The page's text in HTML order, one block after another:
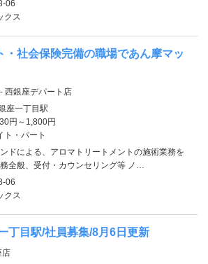
06
クス
・社会保険完備の職場であん摩マッ
西銀座デパート店
座一丁目駅
円～1,800円
ト・パート
ドによる、アロマトリートメントの施術業務を
全般、受付・カウンセリング等 ノ…
06
クス
丁目駅/社員募集/8月6日更新
店